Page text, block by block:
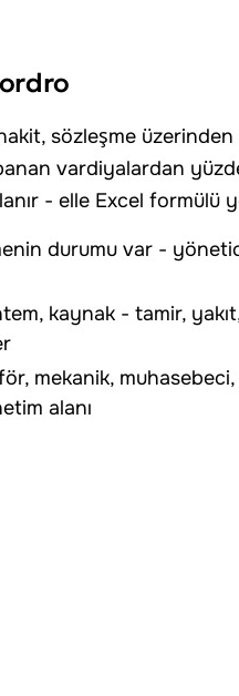
sözleşme
vardiyalardan
- elle Excel formülü
durumu var -
kaynak - tamir,
mekanik,
alanı